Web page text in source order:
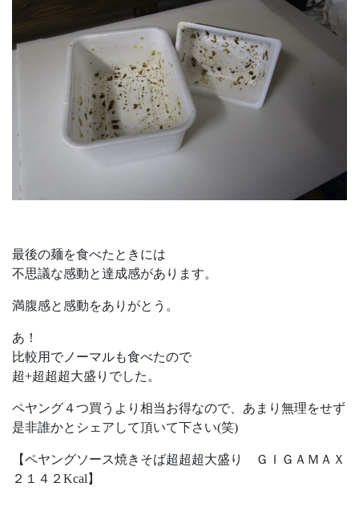
最後の麺を食べたときには
不思議な感動と達成感があります。
満腹感と感動をありがとう。
あ！
比較用でノーマルも食べたので
超+超超超大盛りでした。
ペヤング４つ買うより相当お得なので、あまり無理をせず
是非誰かとシェアして頂いて下さい(笑)
【ペヤングソース焼きそば超超超大盛り ＧＩＧＡＭＡＸ
２１４２Kcal】